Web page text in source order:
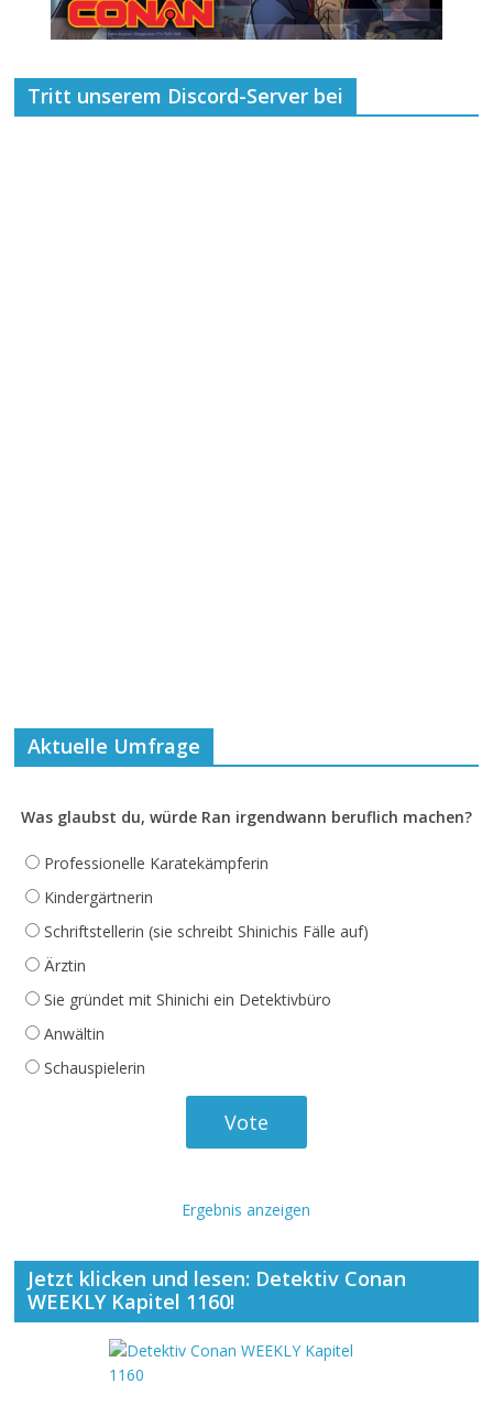
Tritt unserem Discord-Server bei
Aktuelle Umfrage
Was glaubst du, würde Ran irgendwann beruflich machen?
Professionelle Karatekämpferin
Kindergärtnerin
Schriftstellerin (sie schreibt Shinichis Fälle auf)
Ärztin
Sie gründet mit Shinichi ein Detektivbüro
Anwältin
Schauspielerin
Ergebnis anzeigen
Jetzt klicken und lesen: Detektiv Conan
WEEKLY Kapitel 1160!